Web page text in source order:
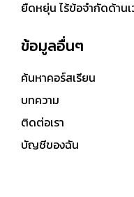
ยืดหยุ่น ไร้ข้อจำกัดด้านเ
ข้อมูลอื่นๆ
ค้นหาคอร์สเรียน
บทความ
ติดต่อเรา
บัญชีของฉัน